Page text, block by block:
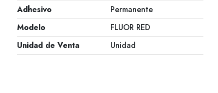
Adhesivo
Permanente
Modelo
FLUOR RED
Unidad de Venta
Unidad